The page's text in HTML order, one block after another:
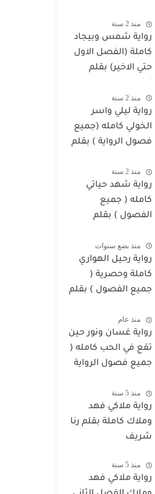
منذ 2 سنة
رواية شمس وبيجاد
كاملة (الفصل الاول
حتي الاخير) بقلم
منذ 2 سنة
رواية ليلي واسر
الخولي كامله (جميع
فصول الرواية ) بقلم
منذ 2 سنة
رواية شهد حياتي
كامله ( جميع
الفصول ) بقلم
منذ بضع سنوات
رواية رحيل الهواري
كاملة وحصرية (
جميع الفصول ) بقلم
منذ عام
رواية غسان ونور حين
تقع في الحب كامله (
جميع فصول الرواية
منذ 5 سنة
رواية ملاكي فهد
وملاك كاملة بقلم رنا
شريف
منذ 5 سنة
رواية ملاكي فهد